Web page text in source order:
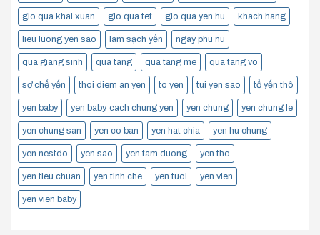
gio qua khai xuan gio qua tet gio qua yen hu khach hang
lieu luong yen sao làm sạch yến ngay phu nu
qua giang sinh qua tang qua tang me qua tang vo
sơ chế yến thoi diem an yen to yen tui yen sao tổ yến thô
yen baby yen baby. cach chung yen yen chung yen chung le
yen chung san yen co ban yen hat chia yen hu chung
yen nestdo yen sao yen tam duong yen tho
yen tieu chuan yen tinh che yen tuoi yen vien
yen vien baby